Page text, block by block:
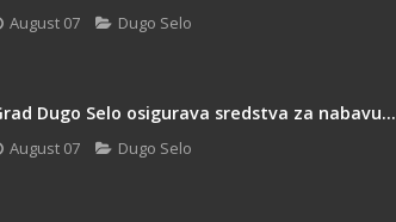
August 07 Dugo Selo
Dugo Selo osigurava sredstva za nabavu...
August 07 Dugo Selo